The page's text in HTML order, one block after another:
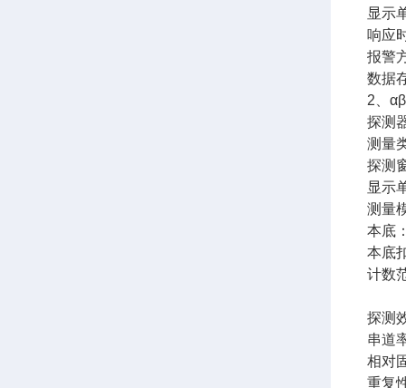
显示
响应
报警
数据
2、
探测
测量
探测
显示
测量
本底
本底
计数
探测
串道
相对
重复